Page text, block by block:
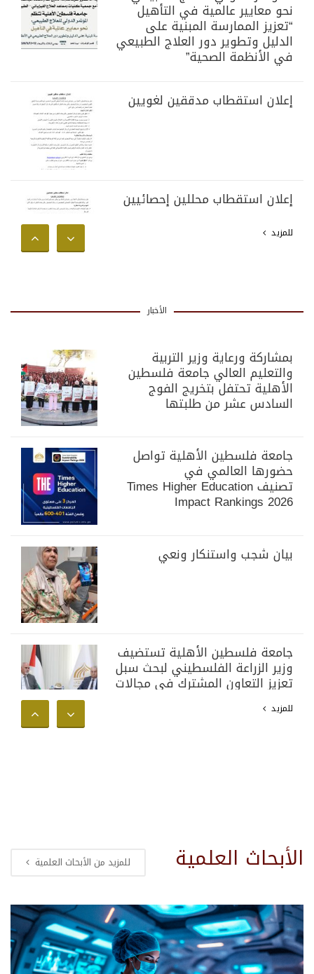
نحو معايير عالمية في التأهيل
“تعزيز الممارسة المبنية على
الدليل وتطوير دور العلاج الطبيعي
في الأنظمة الصحية”
إعلان استقطاب مدققين لغويين
إعلان استقطاب محللين إحصائيين
للمزيد
الأخبار
بمشاركة ورعاية وزير التربية
والتعليم العالي جامعة فلسطين
الأهلية تحتفل بتخريج الفوج
السادس عشر من طلبتها
جامعة فلسطين الأهلية تواصل
حضورها العالمي في
تصنيف Times Higher Education
Impact Rankings 2026
بيان شجب واستنكار ونعي
جامعة فلسطين الأهلية تستضيف
وزير الزراعة الفلسطيني لبحث سبل
تعزيز التعاون المشترك في مجالات
المجتمع الفلسطيني
للمزيد
الأبحاث العلمية للمزيد من الأبحاث العلمية